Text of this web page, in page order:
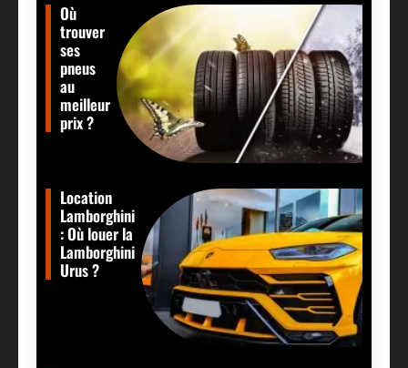
Où
trouver
ses
pneus
au
meilleur
prix ?
Location
Lamborghini
: Où louer la
Lamborghini
Urus ?